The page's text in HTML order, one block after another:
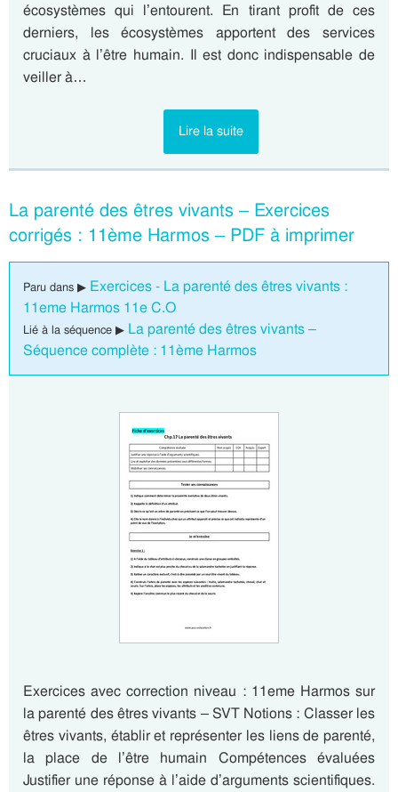
écosystèmes qui l’entourent. En tirant profit de ces
derniers, les écosystèmes apportent des services
cruciaux à l’être humain. Il est donc indispensable de
veiller à…
Lire la suite
La parenté des êtres vivants – Exercices
corrigés : 11ème Harmos – PDF à imprimer
Paru dans ▶ Exercices - La parenté des êtres vivants :
11eme Harmos 11e C.O
Lié à la séquence ▶ La parenté des êtres vivants –
Séquence complète : 11ème Harmos
Exercices avec correction niveau : 11eme Harmos sur
la parenté des êtres vivants – SVT Notions : Classer les
êtres vivants, établir et représenter les liens de parenté,
la place de l’être humain Compétences évaluées
Justifier une réponse à l’aide d’arguments scientifiques.